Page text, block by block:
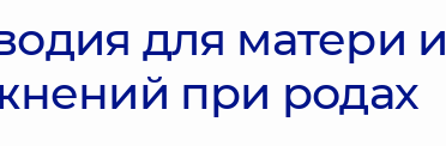
для матери и
при родах